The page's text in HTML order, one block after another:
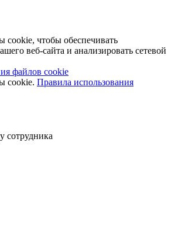
чтобы обеспечивать
веб-сайта и анализировать сетевой
файлов cookie
cookie. Правила использования
сотрудника